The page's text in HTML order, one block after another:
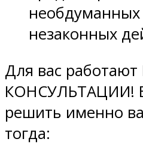
незаконных
Для вас
КОНСУЛЬТАЦИИ!
решить именно
тогда: